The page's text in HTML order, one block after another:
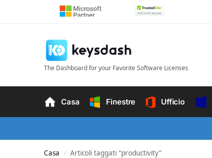
The Dashboard for your Favorite Software Licenses
Casa Finestre Ufficio
Casa / Articoli taggati “productivity”